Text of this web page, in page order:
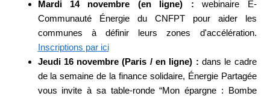
Mardi 14 novembre (en ligne) : webinaire E-
Communauté Énergie du CNFPT pour aider les
communes à définir leurs zones d'accélération.
Inscriptions par ici
Jeudi 16 novembre (Paris / en ligne) : dans le cadre
de la semaine de la finance solidaire, Énergie Partagée
vous invite à sa table-ronde “Mon épargne : Bombe